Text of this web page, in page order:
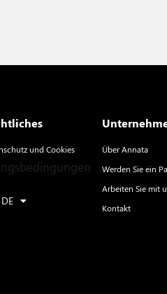
und Cookies
DE
Über Annata
Werden Sie ein
Arbeiten Sie mit
Kontakt